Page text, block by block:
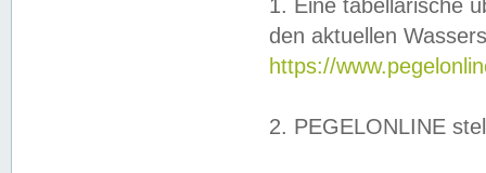
1. Eine tabellarische
den aktuellen
https://
2. PEGELONLINE